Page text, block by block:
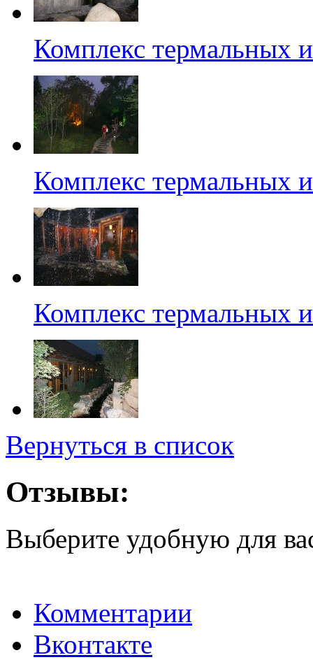
Комплекс термальных
Комплекс термальных
Комплекс термальных
Вернуться в список
Отзывы:
Выберите удобную для
Комментарии
Вконтакте